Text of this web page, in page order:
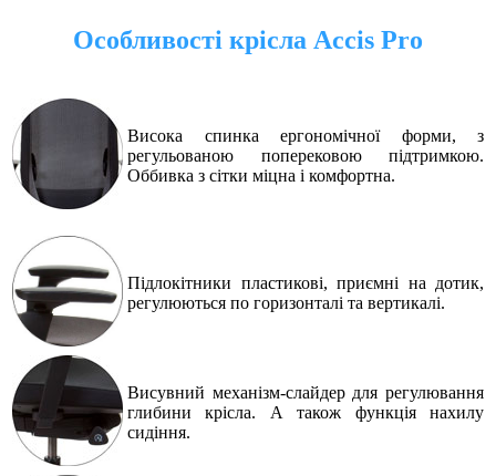
Особливості крісла Accis Pro
Висока спинка ергономічної форми, з
регульованою поперековою підтримкою.
Оббивка з сітки міцна і комфортна.
Підлокітники пластикові, приємні на дотик,
регулюються по горизонталі та вертикалі.
Висувний механізм-слайдер для регулювання
глибини крісла. А також функція нахилу
сидіння.